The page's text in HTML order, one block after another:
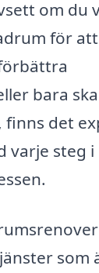
om du
för
bara
finns det
varje steg i
som